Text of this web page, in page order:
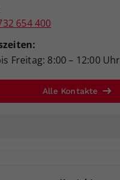
654 400
Freitag: 8:00 – 12:00 Uhr
Alle Kontakte